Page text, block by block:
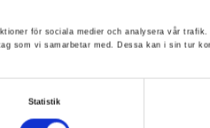
för sociala medier och analysera vår trafik.
som vi samarbetar med. Dessa kan i sin tur
Statistik